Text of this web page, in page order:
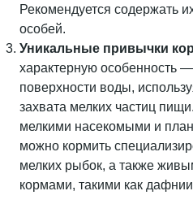
Рекомендуется содержать
особей.
Уникальные привычки
характерную особенность
поверхности воды,
захвата мелких частиц
мелкими насекомыми и
можно кормить
мелких рыбок, а также
кормами, такими как